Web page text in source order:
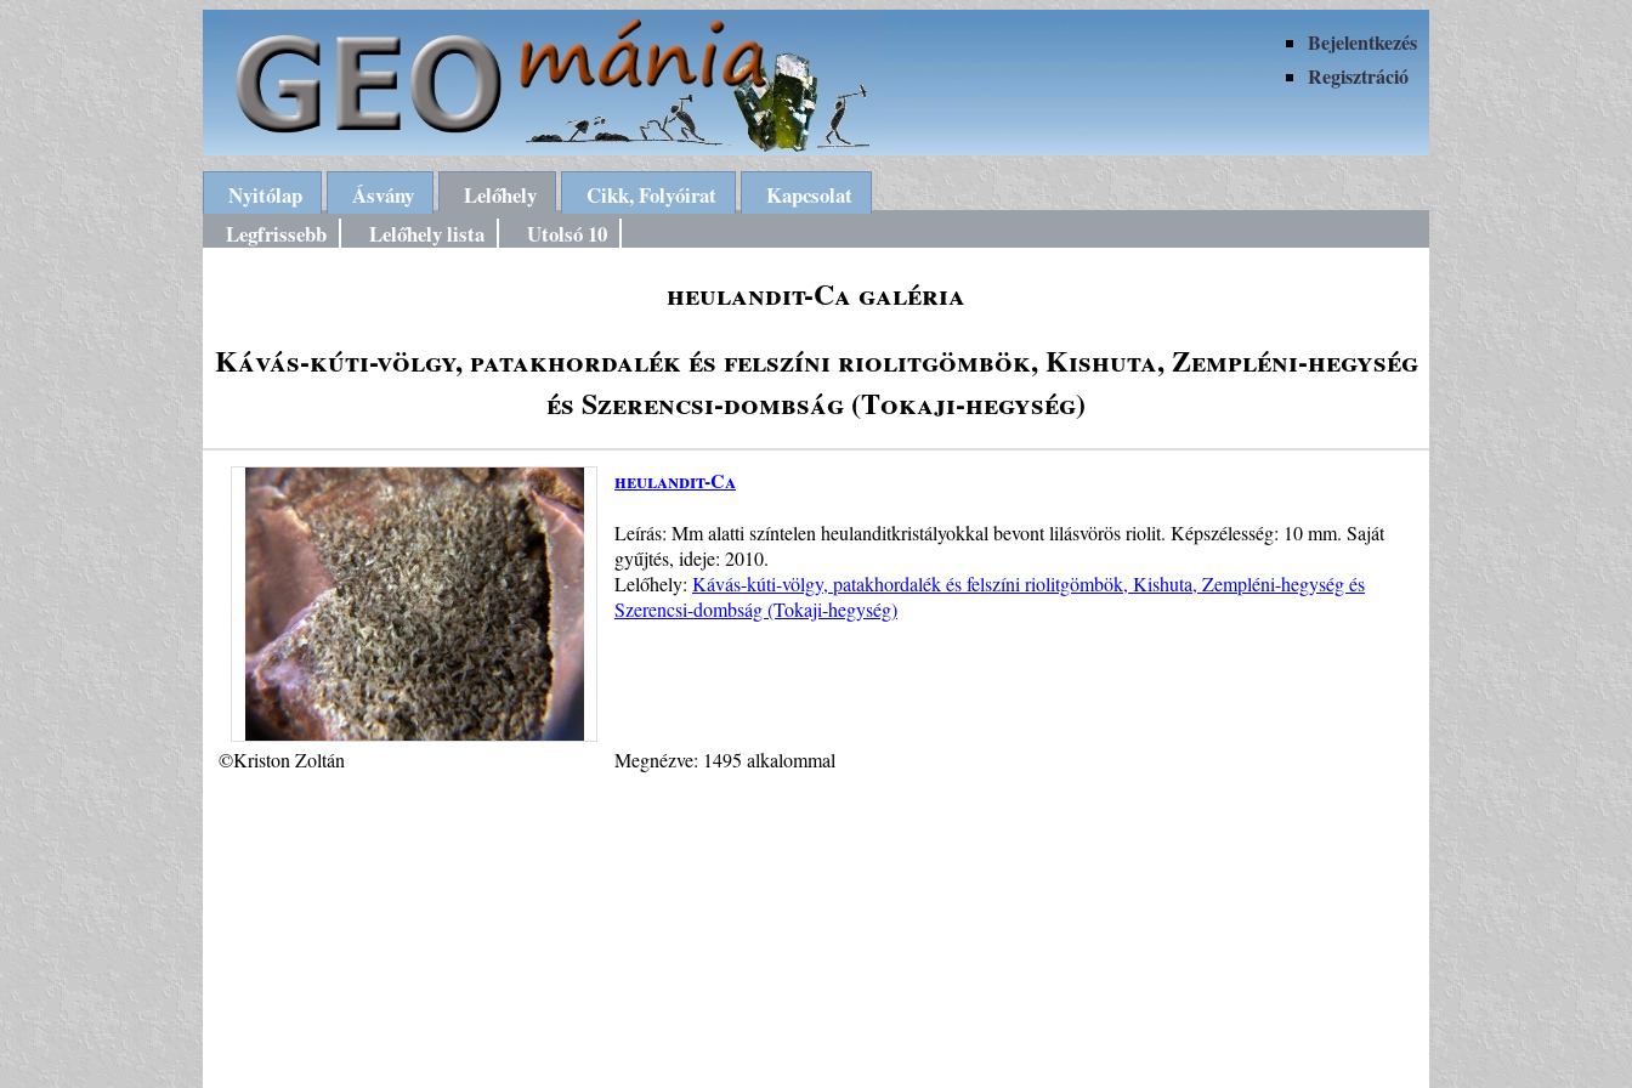
Bejelentkezés
Regisztráció
Nyitólap Ásvány Lelőhely Cikk, Folyóirat
Kapcsolat
Legfrissebb
Lelőhely lista Utolsó 10
heulandit-Ca galéria
Kávás-kúti-völgy, patakhordalék és felszíni riolitgömbök, Kishuta, Zempléni-hegység
és Szerencsi-dombság (Tokaji-hegység)
heulandit-Ca
Leírás: Mm alatti színtelen heulanditkristályokkal bevont lilásvörös riolit. Képszélesség: 10 mm. Saját
gyűjtés, ideje: 2010.
Lelőhely: Kávás-kúti-völgy, patakhordalék és felszíni riolitgömbök, Kishuta, Zempléni-hegység és
Szerencsi-dombság (Tokaji-hegység)
©Kriston Zoltán Megnézve: 1495 alkalommal